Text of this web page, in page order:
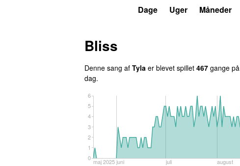
Dage Uger Måneder
Bliss
Denne sang af Tyla er blevet spillet 467 gange
dag.
maj 2025juni juli august
0
1
2
3
4
5
6